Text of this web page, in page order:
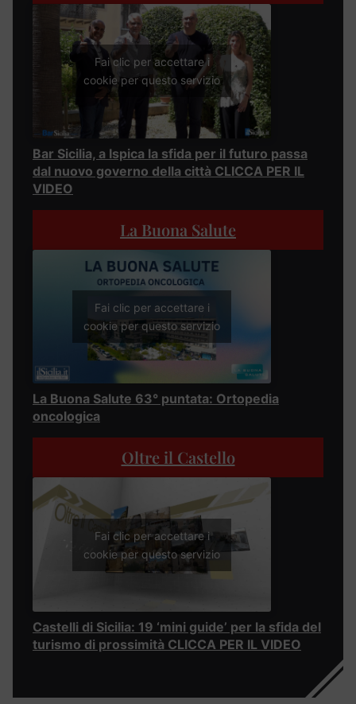
Fai clic per accettare i
cookie per questo servizio
Bar Sicilia, a Ispica la sfida per il futuro passa
dal nuovo governo della città CLICCA PER IL
VIDEO
La Buona Salute
Fai clic per accettare i
cookie per questo servizio
La Buona Salute 63° puntata: Ortopedia
oncologica
Oltre il Castello
Fai clic per accettare i
cookie per questo servizio
Castelli di Sicilia: 19 ‘mini guide’ per la sfida del
turismo di prossimità CLICCA PER IL VIDEO